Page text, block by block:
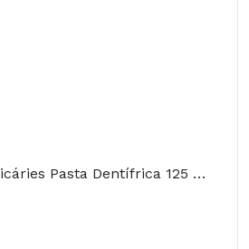
Isdin Bexident Anticáries Pasta Dentífrica 125 ml Com Oferta De Colutório 100ml